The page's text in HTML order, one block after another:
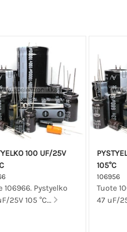
100 UF/25V
106966. Pystyelko
25V 105 °C...
105°C
106956
Tuote
47 uF/